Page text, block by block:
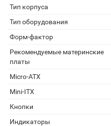
Тип корпуса
Тип оборудования
Форм-фактор
Рекомендуемые материнские
платы
Micro-ATX
Mini-ITX
Кнопки
Индикаторы